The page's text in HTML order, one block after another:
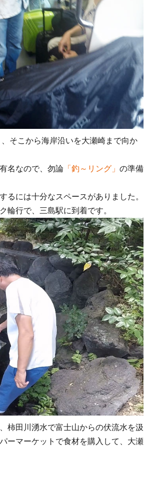
そこから海岸沿いを大瀬崎まで向か
名なので、勿論 「釣～リング」 の準備
るには十分なスペースがありました。
輪行で、三島駅に到着です。
柿田川湧水で富士山からの伏流水を汲
ーマーケットで食材を購入して、大瀬